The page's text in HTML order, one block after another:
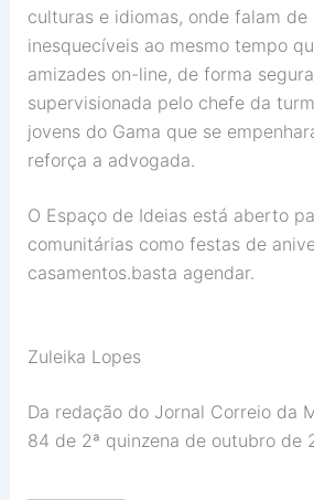
culturas e idiomas, onde falam de
inesquecíveis ao mesmo tempo
amizades on-line, de forma
supervisionada pelo chefe da
jovens do Gama que se
reforça a advogada.
O Espaço de Ideias está aberto
comunitárias como festas de
casamentos.basta agendar.
Zuleika Lopes
Da redação do Jornal Correio da
84 de 2ª quinzena de outubro de